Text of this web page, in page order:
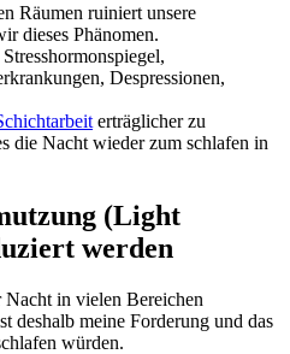
Räumen ruiniert unsere
dieses Phänomen.
Despressionen,
erträglicher zu
die Nacht wieder zum schlafen in
(Light
werden
in vielen Bereichen
deshalb meine Forderung und das
würden.